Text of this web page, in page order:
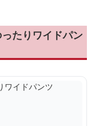
たりワイドパン